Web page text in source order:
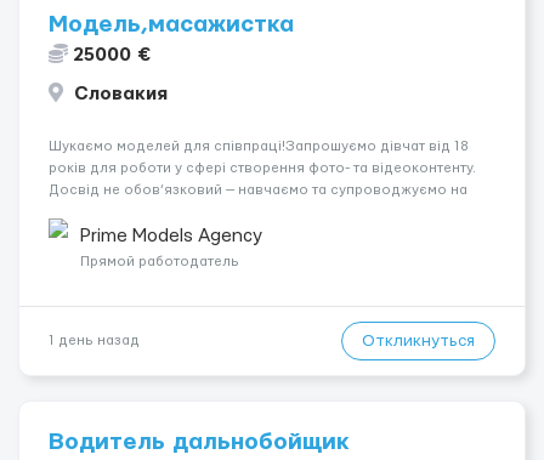
Модель,масажистка
25000 €
Словакия
Шукаємо моделей для співпраці!Запрошуємо дівчат від 18
років для роботи у сфері створення фото- та відеоконтенту.
Досвід не обов’язковий — навчаємо та супроводжуємо на
конфіденційність і професійну підтримку. Працюємо офіційно,
поважаємо особ...
Prime Models Agency
Прямой работодатель
1 день назад Откликнуться
Водитель дальнобойщик